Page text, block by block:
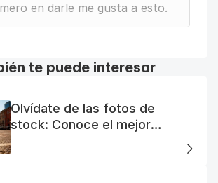
en darle me gusta a esto.
te puede interesar
Olvídate de las fotos de
stock: Conoce el mejor
generador de fotos AI gratuito